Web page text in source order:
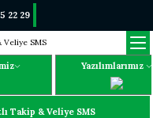
22 29
Yazılımlarımız
Takip & Veliye SMS